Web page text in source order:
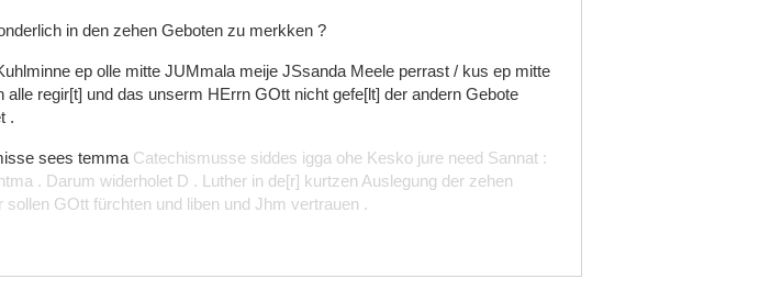
in den zehen Geboten zu merkken ?
ep olle mitte JUMmala meije JSsanda Meele perrast / kus ep mitte
alle regir[t] und das unserm HErrn GOtt nicht gefe[lt] der andern Gebote
.
sees temma Catechismusse siddes igga ohe Kesko jure need Sannat :
. Darum widerholet D . Luther in de[r] kurtzen Auslegung der zehen
sollen GOtt fürchten und liben und Jhm vertrauen .